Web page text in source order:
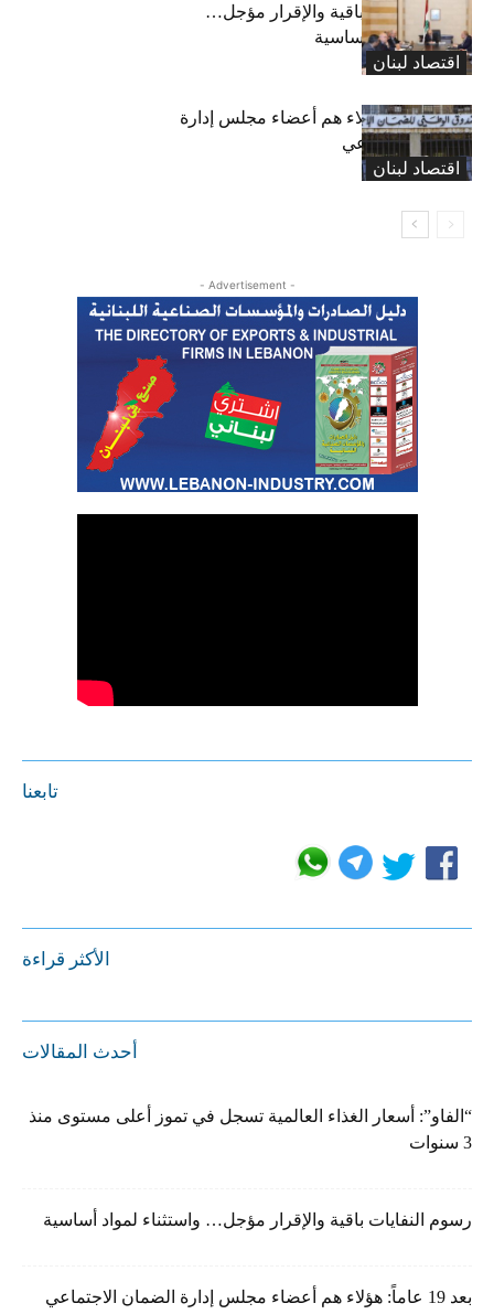
اقتصاد لبنان
رسوم النفايات باقية والإقرار مؤجل…
واستثناء لمواد أساسية
اقتصاد لبنان
بعد 19 عاماً: هؤلاء هم أعضاء مجلس إدارة
الضمان الاجتماعي
- Advertisement -
تابعنا
الأكثر قراءة
أحدث المقالات
“الفاو”: أسعار الغذاء العالمية تسجل في تموز أعلى مستوى منذ
3 سنوات
رسوم النفايات باقية والإقرار مؤجل… واستثناء لمواد أساسية
بعد 19 عاماً: هؤلاء هم أعضاء مجلس إدارة الضمان الاجتماعي